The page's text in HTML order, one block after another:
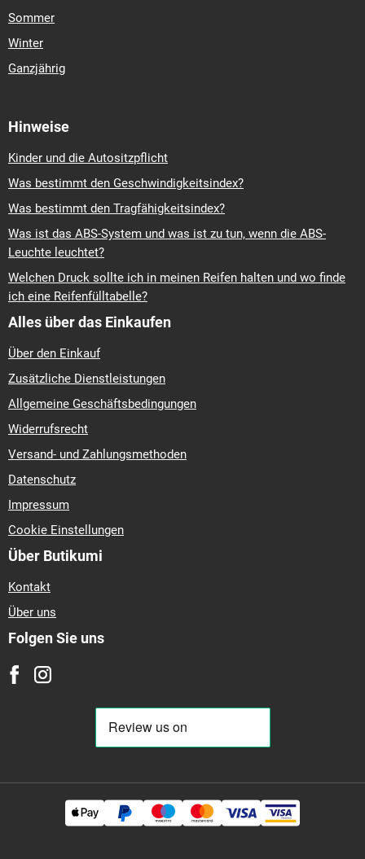
Sommer
Winter
Ganzjährig
Hinweise
Kinder und die Autositzpflicht
Was bestimmt den Geschwindigkeitsindex?
Was bestimmt den Tragfähigkeitsindex?
Was ist das ABS-System und was ist zu tun, wenn die ABS-
Leuchte leuchtet?
Welchen Druck sollte ich in meinen Reifen halten und wo finde
ich eine Reifenfülltabelle?
Alles über das Einkaufen
Über den Einkauf
Zusätzliche Dienstleistungen
Allgemeine Geschäftsbedingungen
Widerrufsrecht
Versand- und Zahlungsmethoden
Datenschutz
Impressum
Cookie Einstellungen
Über Butikumi
Kontakt
Über uns
Folgen Sie uns